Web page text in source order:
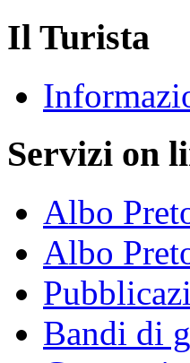
Il Turista
Servizi on
Albo
Albo
Bandi di